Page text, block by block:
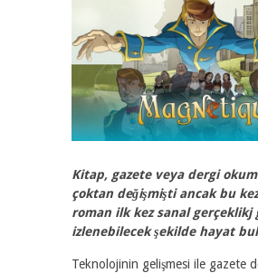
Kitap, gazete veya dergi
çoktan değişmişti ancak bu
roman ilk kez sanal gerçeklikj
izlenebilecek şekilde hayat
Teknolojinin gelişmesi ile gazete